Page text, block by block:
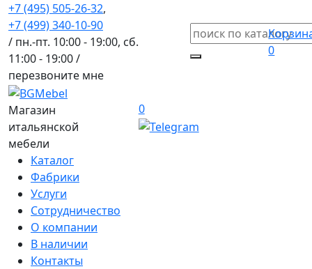
+7 (495) 505-26-32,
+7 (499) 340-10-90
/ пн.-пт. 10:00 - 19:00, сб.
11:00 - 19:00 /
перезвоните мне
0
Магазин
итальянской
мебели
0
Каталог
Фабрики
Услуги
Сотрудничество
О компании
В наличии
Контакты